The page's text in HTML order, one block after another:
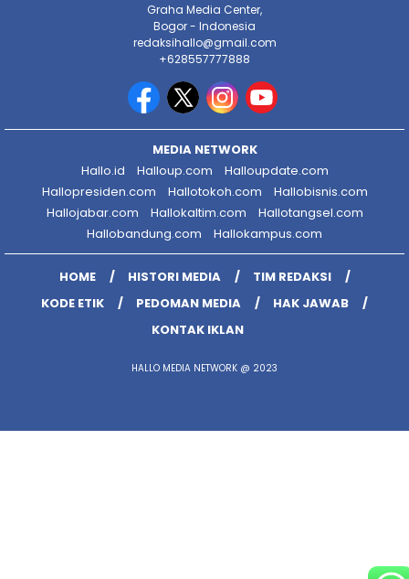
Graha Media Center,
Bogor - Indonesia
redaksihallo@gmail.com
+628557777888
MEDIA NETWORK
Hallo.id
Halloup.com
Halloupdate.com
Hallopresiden.com
Hallotokoh.com
Hallobisnis.com
Hallojabar.com
Hallokaltim.com
Hallotangsel.com
Hallobandung.com
Hallokampus.com
HOME HISTORI MEDIA
TIM REDAKSI
KODE ETIK
PEDOMAN MEDIA
HAK JAWAB
KONTAK IKLAN
HALLO MEDIA NETWORK @ 2023